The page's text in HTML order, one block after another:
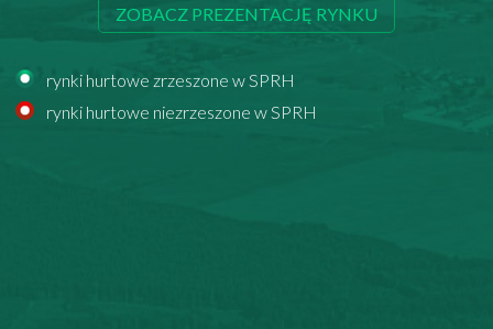
ZOBACZ PREZENTACJĘ RYNKU
rynki hurtowe zrzeszone w SPRH
rynki hurtowe niezrzeszone w SPRH